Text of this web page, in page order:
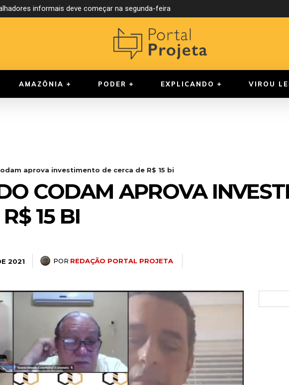
informais deve começar na segunda-feira
do Amazonas reúne cinco candidatos neste domingo na Band Amazonas
AMAZÔNIA PODER EXPLICANDO VIROU
aprova investimento de cerca de R$ 15 bi
CODAM APROVA
15 BI
2021 POR REDAÇÃO PORTAL PROJETA